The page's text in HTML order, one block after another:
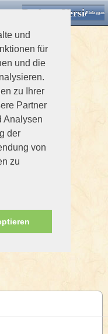
und
für
und die
zu Ihrer
Partner
Analysen
der
von
zu
Desktop VersionEinloggen